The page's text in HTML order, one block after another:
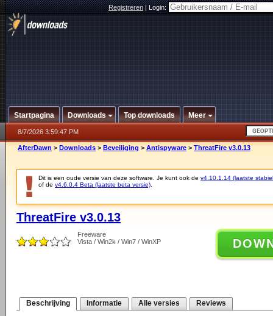
Registreren|Login:
Startpagina Downloads Top downloads Meer
8/7/2026 3:59:47 PM
AfterDawn > Downloads > Beveiliging > Antispyware > ThreatFire v3.0.13
Dit is een oude versie van deze software. Je kunt ook de v4.10.1.14 (laatste
of de v4.6.0.4 Beta (laatste beta versie)
ThreatFire v3.0.13
Freeware
Vista / Win2k / Win7 / WinXP
Beschrijving Informatie Alle versies Reviews